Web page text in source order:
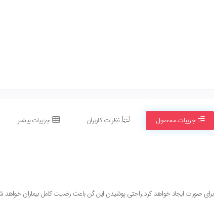
جزییات محصول نظرات کاربران جزییات بیشتر
صورت ایجاد خواهد کرد.راحتی پوشیدن این گن باعث رضایت کامل بیماران خواهد